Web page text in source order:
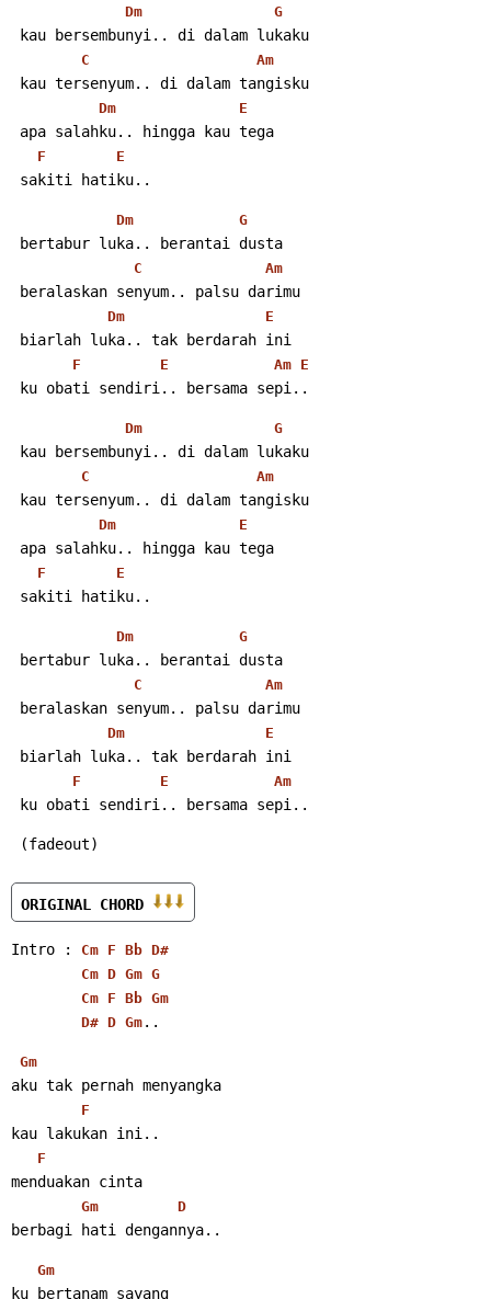
Dm G
kau bersembunyi.. di dalam lukaku
C Am
kau tersenyum.. di dalam tangisku
Dm E
apa salahku.. hingga kau tega
F E
sakiti hatiku..
Dm G
bertabur luka.. berantai dusta
C Am
beralaskan senyum.. palsu darimu
Dm E
biarlah luka.. tak berdarah ini
F E Am E
ku obati sendiri.. bersama sepi..
Dm G
kau bersembunyi.. di dalam lukaku
C Am
kau tersenyum.. di dalam tangisku
Dm E
apa salahku.. hingga kau tega
F E
sakiti hatiku..
Dm G
bertabur luka.. berantai dusta
C Am
beralaskan senyum.. palsu darimu
Dm E
biarlah luka.. tak berdarah ini
F E Am
ku obati sendiri.. bersama sepi..
(fadeout)
ORIGINAL CHORD
Intro : Cm F Bb D#
Cm D Gm G
Cm F Bb Gm
D# D Gm ..
Gm
aku tak pernah menyangka
F
kau lakukan ini..
F
menduakan cinta
Gm D
berbagi hati dengannya..
Gm
ku bertanam sayang